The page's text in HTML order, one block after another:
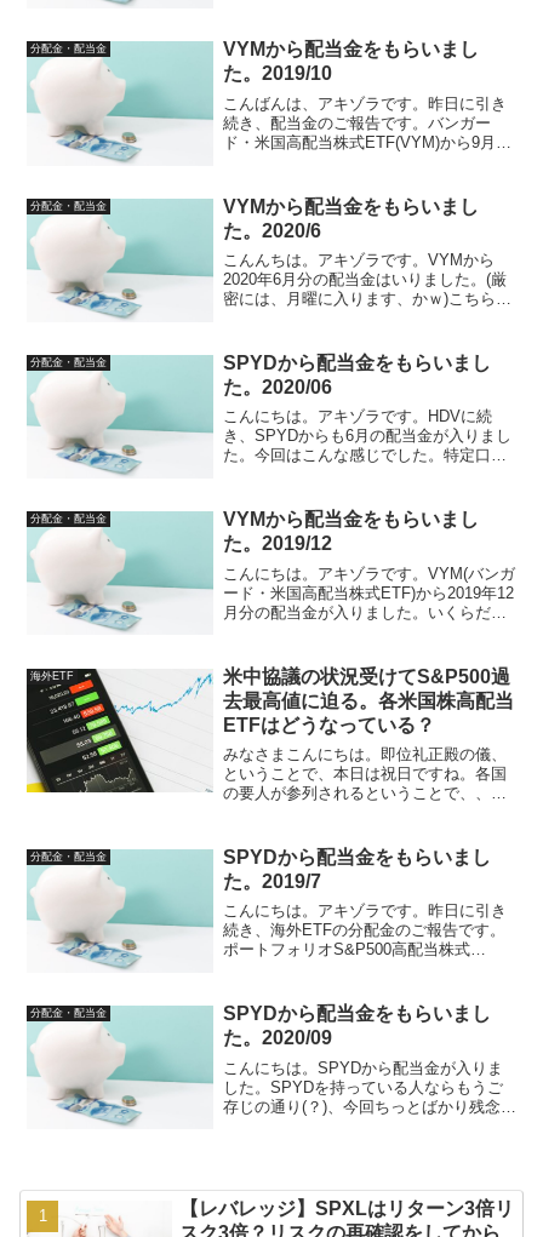
てみます。SPYD 2021年6月の配当金
は？まず...
分配金・配当金
VYMから配当金をもらいまし
た。2019/10
こんばんは、アキゾラです。昨日に引き
続き、配当金のご報告です。バンガー
ド・米国高配当株式ETF(VYM)から9月の
合計67株保有で、配当金は合計33.89ド...
分配金・配当金
VYMから配当金をもらいまし
た。2020/6
こんんちは。アキゾラです。VYMから
2020年6月分の配当金はいりました。(厳
密には、月曜に入ります、かｗ)こちらで
は、7,263円(1ドル107円計...
分配金・配当金
SPYDから配当金をもらいまし
た。2020/06
こんにちは。アキゾラです。HDVに続
き、SPYDからも6月の配当金が入りまし
た。今回はこんな感じでした。特定口座
参考では、5,546円（1ドル107円...
分配金・配当金
VYMから配当金をもらいまし
た。2019/12
こんにちは。アキゾラです。VYM(バンガ
ード・米国高配当株式ETF)から2019年12
月分の配当金が入りました。いくらだっ
で、8.41ドル+33.54ドルで合計4...
海外ETF
米中協議の状況受けてS&P500過
去最高値に迫る。各米国株高配当
ETFはどうなっている？
みなさまこんにちは。即位礼正殿の儀、
ということで、本日は祝日ですね。各国
の要人が参列されるということで、、、
レビで見ているアキゾラですｗさて、現
在、米中の貿易協議の期待感...
分配金・配当金
SPYDから配当金をもらいまし
た。2019/7
こんにちは。アキゾラです。昨日に引き
続き、海外ETFの分配金のご報告です。
ポートフォリオS&P500高配当株式
て、税引き後受取額が7.49ドルでした
ー。ありがた...
分配金・配当金
SPYDから配当金をもらいまし
た。2020/09
こんにちは。SPYDから配当金が入りま
した。SPYDを持っている人ならもうご
存じの通り(？)、今回ちっとばかり残念な
【レバレッジ】SPXLはリターン3倍リ